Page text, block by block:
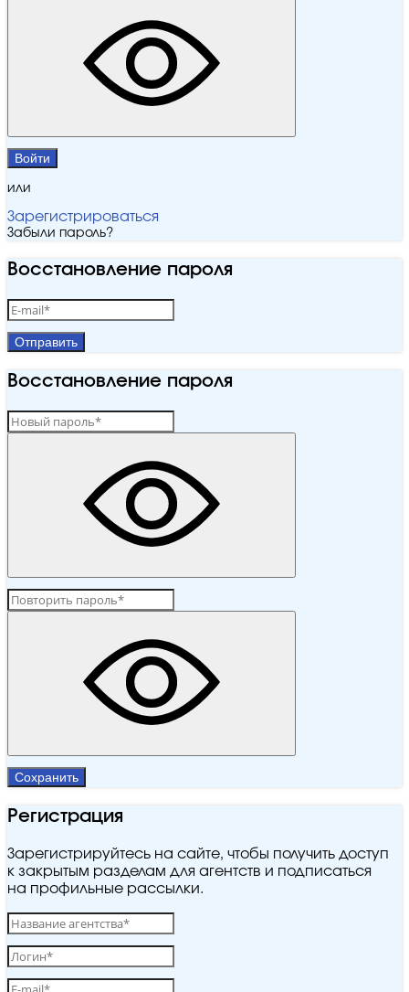
Войти
или
Зарегистрироваться
Забыли пароль?
Восстановление пароля
Отправить
Восстановление пароля
Сохранить
Регистрация
Зарегистрируйтесь на сайте, чтобы получить доступ
к закрытым разделам для агентств и подписаться
на профильные рассылки.